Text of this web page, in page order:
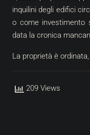
inquilini degli edifici
o come investimento
data la cronica
La proprietà è
209 Views